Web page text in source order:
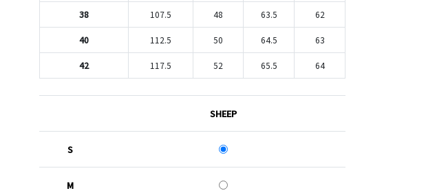
38 107.5 48 63.5 62
40 112.5 50 64.5 63
42 117.5 52 65.5 64
SHEEP
S
M